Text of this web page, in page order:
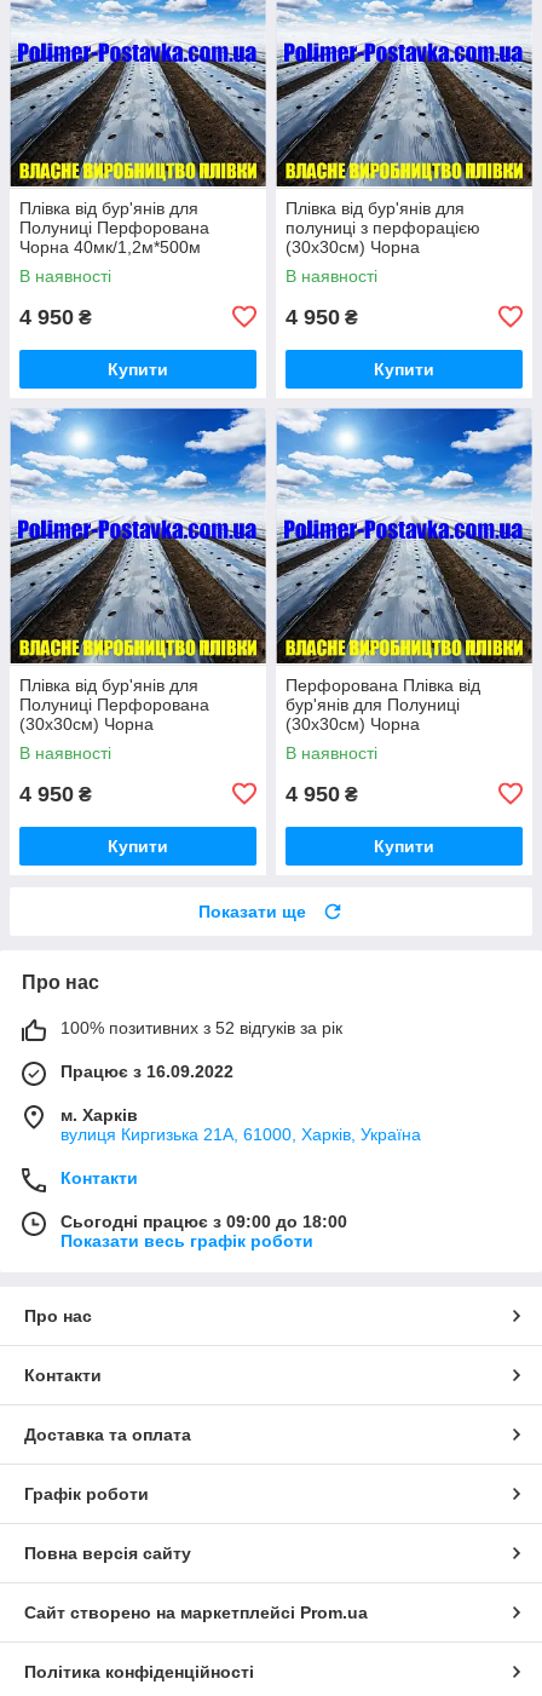
Плівка від бур'янів для
Полуниці Перфорована
Чорна 40мк/1,2м*500м
В наявності
4 950 ₴
Купити
Плівка від бур'янів для
полуниці з перфорацією
(30х30см) Чорна
40мк/1,2м*500м, на 2-3 роки
В наявності
4 950 ₴
Купити
Плівка від бур'янів для
Полуниці Перфорована
(30х30см) Чорна
40мк/1,2м*500м, на 2-3 роки
В наявності
4 950 ₴
Купити
Перфорована Плівка від
бур'янів для Полуниці
(30х30см) Чорна
40мк/1,2м*500м, на 2-3 роки
В наявності
4 950 ₴
Купити
Показати ще
Про нас
100% позитивних з 52 відгуків за рік
Працює з 16.09.2022
м. Харків
вулиця Киргизька 21А, 61000, Харків, Україна
Контакти
Сьогодні працює з 09:00 до 18:00
Показати весь графік роботи
Про нас
Контакти
Доставка та оплата
Графік роботи
Повна версія сайту
Сайт створено на маркетплейсі Prom.ua
Політика конфіденційності